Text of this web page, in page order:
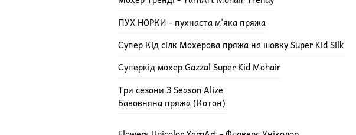
ПУХ НОРКИ - пухнаста м'яка пряжа
Супер Кід сілк Мохерова пряжа на шовку Super Kid Silk
Суперкід мохер Gazzal Super Kid Mohair
Три сезони 3 Season Alize
Бавовняна пряжа (Котон)